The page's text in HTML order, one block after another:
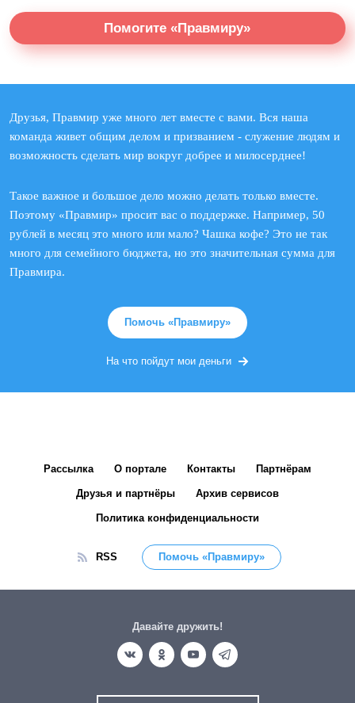
Помогите «Правмиру»
Друзья, Правмир уже много лет вместе с вами. Вся наша
команда живет общим делом и призванием - служение людям и
возможность сделать мир вокруг добрее и милосерднее!
Такое важное и большое дело можно делать только вместе.
Поэтому «Правмир» просит вас о поддержке. Например, 50
рублей в месяц это много или мало? Чашка кофе? Это не так
много для семейного бюджета, но это значительная сумма для
Правмира.
Помочь «Правмиру»
На что пойдут мои деньги
Рассылка О портале Контакты Партнёрам
Друзья и партнёры Архив сервисов
Политика конфиденциальности
RSS Помочь «Правмиру»
Давайте дружить!